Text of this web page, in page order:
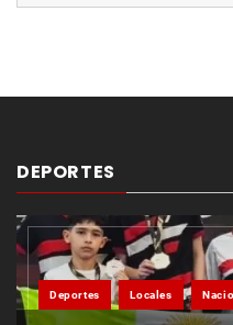
DEPORTES
Deportes Locales